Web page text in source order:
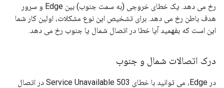
رخ می دهد. یک خطای خروجی (به سمت جنوب) بین Edge و سرور
هدف باطن رخ می دهد. برای تشخیص این نوع مشکلات، اولین کار شما
این است که بفهمید آیا خطا در اتصال شمال یا جنوب رخ می دهد.
درک اتصالات شمال و جنوب
در Edge، می توانید با خطای 503 Service Unavailable در اتصال